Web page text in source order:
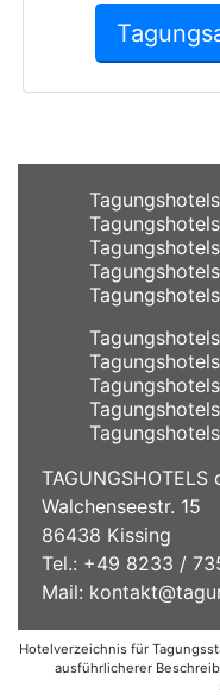
TAGUNGSHOTELS
Walchenseestr. 15
86438 Kissing
Tel.: +49 8233 /
Mail:
Hotelverzeichnis für
ausführlicherer